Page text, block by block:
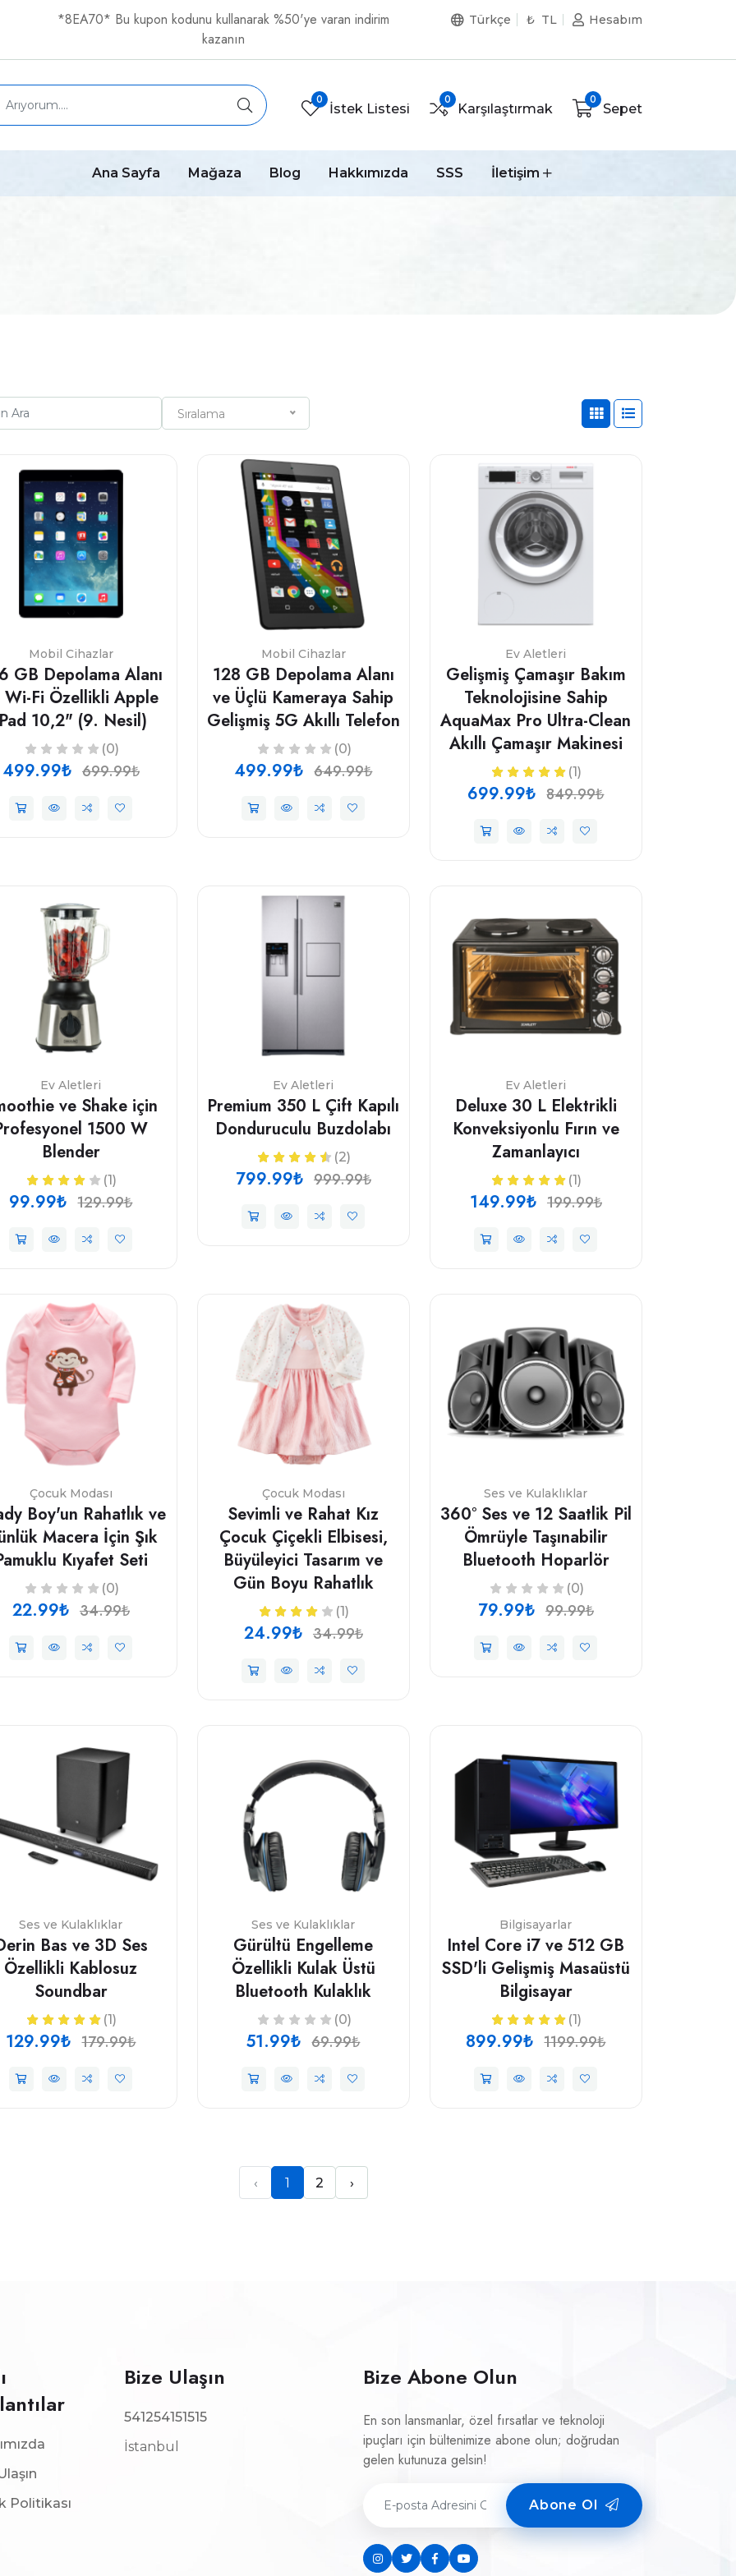
*8EA70* Bu kupon kodunu kullanarak %50'ye varan indirim
kazanın
Türkçe ₺ TL Hesabım
0
İstek Listesi
0
Karşılaştırmak
0
Sepet
Ana Sayfa Mağaza Blog Hakkımızda SSS İletişim
Sıralama
Mobil Cihazlar
GB Depolama Alanı
Wi-Fi Özellikli Apple
10,2" (9. Nesil)
(0)
499.99₺ 699.99₺
Mobil Cihazlar
128 GB Depolama Alanı
ve Üçlü Kameraya Sahip
Gelişmiş 5G Akıllı Telefon
(0)
499.99₺ 649.99₺
Ev Aletleri
Gelişmiş Çamaşır Bakım
Teknolojisine Sahip
AquaMax Pro Ultra-Clean
Akıllı Çamaşır Makinesi
(1)
699.99₺ 849.99₺
Ev Aletleri
ve Shake için
1500 W
Blender
(1)
99.99₺ 129.99₺
Ev Aletleri
Premium 350 L Çift Kapılı
Donduruculu Buzdolabı
(2)
799.99₺ 999.99₺
Ev Aletleri
Deluxe 30 L Elektrikli
Konveksiyonlu Fırın ve
Zamanlayıcı
(1)
149.99₺ 199.99₺
Çocuk Modası
Boy'un Rahatlık ve
Macera İçin Şık
Kıyafet Seti
(0)
22.99₺ 34.99₺
Çocuk Modası
Sevimli ve Rahat Kız
Çocuk Çiçekli Elbisesi,
Büyüleyici Tasarım ve
Gün Boyu Rahatlık
(1)
24.99₺ 34.99₺
Ses ve Kulaklıklar
360° Ses ve 12 Saatlik Pil
Ömrüyle Taşınabilir
Bluetooth Hoparlör
(0)
79.99₺ 99.99₺
Ses ve Kulaklıklar
Bas ve 3D Ses
Özellikli Kablosuz
Soundbar
(1)
129.99₺ 179.99₺
Ses ve Kulaklıklar
Gürültü Engelleme
Özellikli Kulak Üstü
Bluetooth Kulaklık
(0)
51.99₺ 69.99₺
Bilgisayarlar
Intel Core i7 ve 512 GB
SSD'li Gelişmiş Masaüstü
Bilgisayar
(1)
899.99₺ 1199.99₺
‹ 1 2 ›
Politikası
Bize Ulaşın
541254151515
İstanbul
Bize Abone Olun
En son lansmanlar, özel fırsatlar ve teknoloji
ipuçları için bültenimize abone olun; doğrudan
gelen kutunuza gelsin!
Abone Ol